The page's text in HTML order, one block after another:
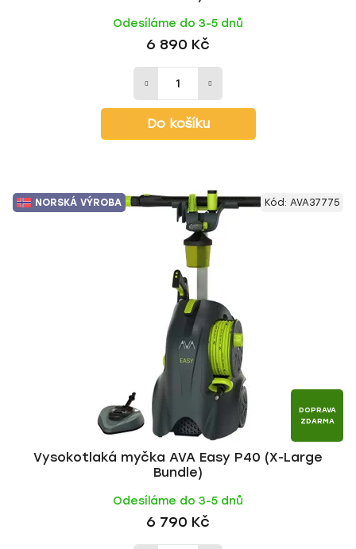
Odesíláme do 3-5 dnů
6 890 Kč
Do košíku
NORSKÁ VÝROBA
DOPRAVA
ZDARMA
Vysokotlaká myčka AVA Easy P40 (X-Large
Bundle)
Odesíláme do 3-5 dnů
6 790 Kč
Kód: AVA37775